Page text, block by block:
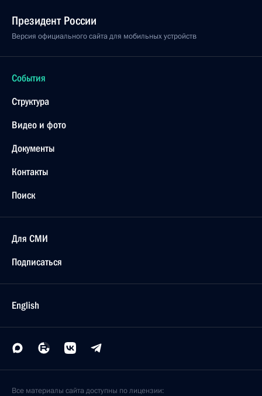
Президент России
Версия официального сайта для мобильных устройств
События
Структура
Видео и фото
Документы
Контакты
Поиск
Для СМИ
Подписаться
English
Все материалы сайта доступны по лицензии: